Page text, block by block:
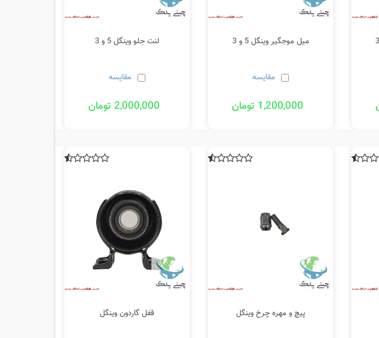
میل موجگیر وینگل 5 و 3
مقایسه
1,200,000 تومان
لنت جلو وینگل 5 و 3
مقایسه
2,000,000 تومان
پیچ و مهره چرخ وینگل قفل گاردون وینگل